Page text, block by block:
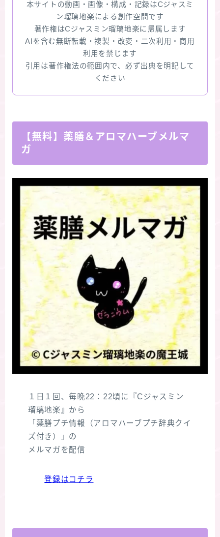
本サイトの動画・画像・構成・記録はCジャスミ
ン瑠璃地楽による創作空間です
著作権はCジャスミン瑠璃地楽に帰属します
AIを含む無断転載・複製・改変・二次利用・商用
利用を禁じます
引用は著作権法の範囲内で、必ず出典を明記して
ください
【無料】薬膳＆アロマハーブメルマ
ガ
１日１回、毎晩22：22頃に『Cジャスミン
瑠璃地楽』から
「薬膳プチ情報（アロマハーブプチ辞典クイ
ズ付き）」の
メルマガを配信
登録はコチラ